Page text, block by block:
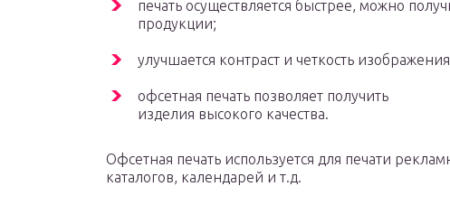
печать осуществляется быстрее, можно
продукции;
улучшается контраст и четкость
офсетная печать позволяет получить
изделия высокого качества.
Офсетная печать используется для печати
каталогов, календарей и т.д.